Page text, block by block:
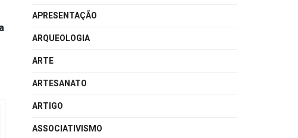
APRESENTAÇÃO
ARQUEOLOGIA
ARTE
ARTESANATO
ARTIGO
ASSOCIATIVISMO